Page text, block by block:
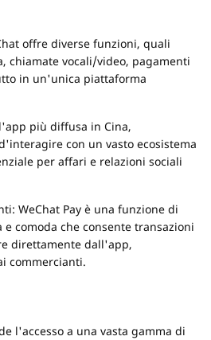
offre diverse funzioni, quali
chiamate vocali/video, pagamenti
in un'unica piattaforma
più diffusa in Cina,
con un vasto ecosistema
per affari e relazioni sociali
WeChat Pay è una funzione di
comoda che consente transazioni
direttamente dall'app,
commercianti.
l'accesso a una vasta gamma di